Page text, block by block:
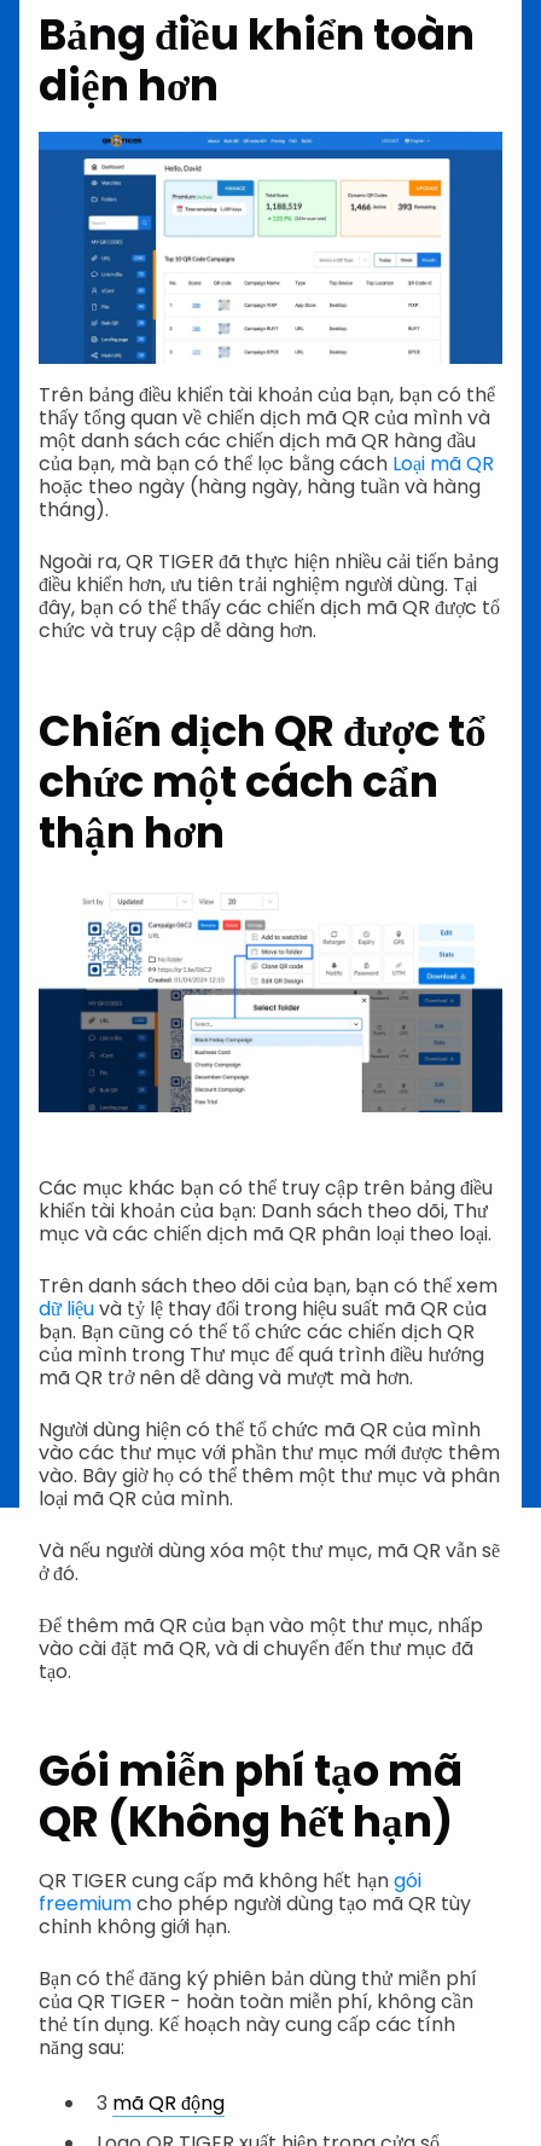
Bảng điều khiển toàn
diện hơn
Trên bảng điều khiển tài khoản của bạn, bạn có thể
thấy tổng quan về chiến dịch mã QR của mình và
một danh sách các chiến dịch mã QR hàng đầu
của bạn, mà bạn có thể lọc bằng cách Loại mã QR
hoặc theo ngày (hàng ngày, hàng tuần và hàng
tháng).
Ngoài ra, QR TIGER đã thực hiện nhiều cải tiến bảng
điều khiển hơn, ưu tiên trải nghiệm người dùng. Tại
đây, bạn có thể thấy các chiến dịch mã QR được tổ
chức và truy cập dễ dàng hơn.
Chiến dịch QR được tổ
chức một cách cẩn
thận hơn
Các mục khác bạn có thể truy cập trên bảng điều
khiển tài khoản của bạn: Danh sách theo dõi, Thư
mục và các chiến dịch mã QR phân loại theo loại.
Trên danh sách theo dõi của bạn, bạn có thể xem
dữ liệuvà tỷ lệ thay đổi trong hiệu suất mã QR của
bạn. Bạn cũng có thể tổ chức các chiến dịch QR
của mình trong Thư mục để quá trình điều hướng
mã QR trở nên dễ dàng và mượt mà hơn.
Người dùng hiện có thể tổ chức mã QR của mình
vào các thư mục với phần thư mục mới được thêm
vào. Bây giờ họ có thể thêm một thư mục và phân
loại mã QR của mình.
Và nếu người dùng xóa một thư mục, mã QR vẫn sẽ
ở đó.
Để thêm mã QR của bạn vào một thư mục, nhấp
vào cài đặt mã QR, và di chuyển đến thư mục đã
tạo.
Gói miễn phí tạo mã
QR (Không hết hạn)
QR TIGER cung cấp mã không hết hạngói
freemiumcho phép người dùng tạo mã QR tùy
chỉnh không giới hạn.
Bạn có thể đăng ký phiên bản dùng thử miễn phí
của QR TIGER - hoàn toàn miễn phí, không cần
thẻ tín dụng. Kế hoạch này cung cấp các tính
năng sau:
3 mã QR động